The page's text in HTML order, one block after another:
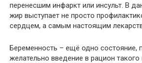
перенесшим инфаркт или инсульт. В
жир выступает не просто
сердцем, а самым настоящим
Беременность – ещё одно состояние,
желательно введение в рацион такого